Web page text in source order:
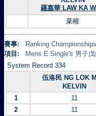
羅嘉華 LAW KA
棄權
賽事:
Ranking
項目:
Mens E Single's 男子戊
System Record 334
伍洛民 NG LOK
KELVIN
1 11
2
11